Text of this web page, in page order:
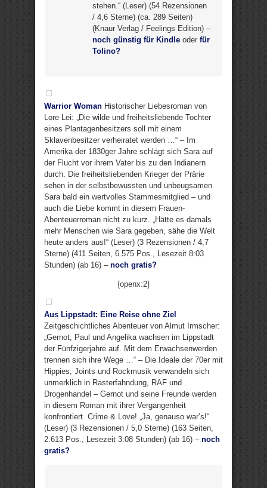
stehen.“ (Leser) (54 Rezensionen
/ 4,6 Sterne) (ca. 289 Seiten)
(Knaur Verlag / Feelings Edition) –
noch günstig für Kindle oder für
Tolino?
Warrior Woman Historischer Liebesroman von
Lore Lei: „Die wilde und freiheitsliebende Tochter
eines Plantagenbesitzers soll mit einem
Sklavenbesitzer verheiratet werden …“ – Im
Amerika der 1830ger Jahre schlägt sich Sara auf
der Flucht vor ihrem Vater bis zu den Indianern
durch. Die freiheitsliebenden Krieger der Prärie
sehen in der selbstbewussten und unbeugsamen
Sara bald ein wertvolles Stammesmitglied – und
auch die Liebe kommt in diesem Frauen-
Abenteuerroman nicht zu kurz. „Hätte es damals
mehr Menschen wie Sara gegeben, sähe die Welt
heute anders aus!“ (Leser) (3 Rezensionen / 4,7
Sterne) (411 Seiten, 6.575 Pos., Lesezeit 8:03
Stunden) (ab 16) – noch gratis?
{openx:2}
Aus Lippstadt: Eine Reise ohne Ziel
Zeitgeschichtliches Abenteuer von Almut Irmscher:
„Gernot, Paul und Angelika wachsen im Lippstadt
der Fünfzigerjahre auf. Mit dem Erwachsenwerden
trennen sich ihre Wege …“ – Die Ideale der 70er mit
Hippies, Joints und Rockmusik verwandeln sich
unmerklich in Rasterfahndung, RAF und
Drogenhandel – Gernot und seine Freunde werden
in diesem Roman mit ihrer Vergangenheit
konfrontiert. Crime & Love! „Ja, genauso war’s!“
(Leser) (3 Rezensionen / 5,0 Sterne) (163 Seiten,
2.613 Pos., Lesezeit 3:08 Stunden) (ab 16) – noch
gratis?